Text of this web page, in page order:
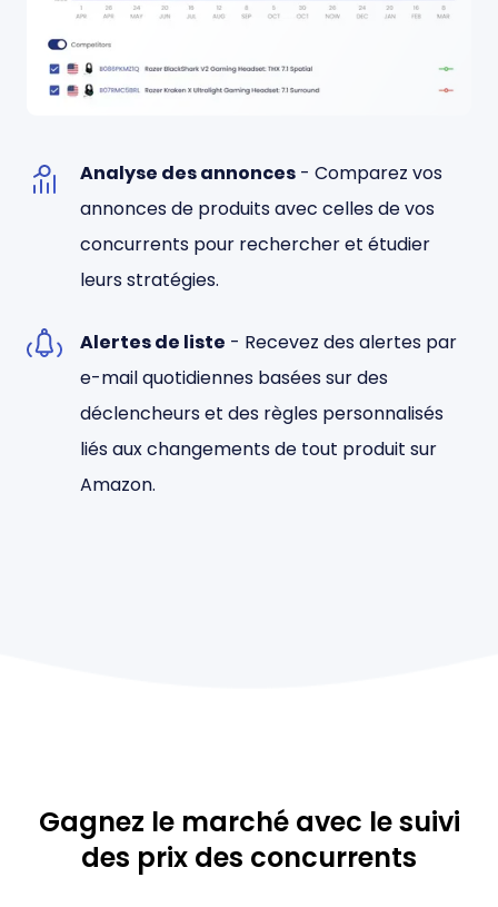
Analyse des annonces - Comparez vos
annonces de produits avec celles de vos
concurrents pour rechercher et étudier
leurs stratégies.
Alertes de liste - Recevez des alertes par
e-mail quotidiennes basées sur des
déclencheurs et des règles personnalisés
liés aux changements de tout produit sur
Amazon.
Gagnez le marché avec le suivi
des prix des concurrents